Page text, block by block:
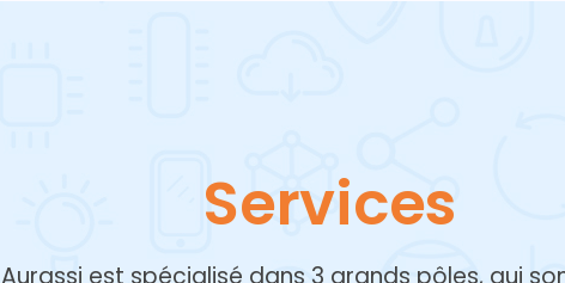
Services
Aurassi est spécialisé dans 3 grands pôles, qui